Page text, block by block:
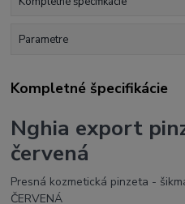
Parametre
Kompletné špecifikácie
Nghia export
červená
Presná kozmetická pinzeta -
ČERVENÁ